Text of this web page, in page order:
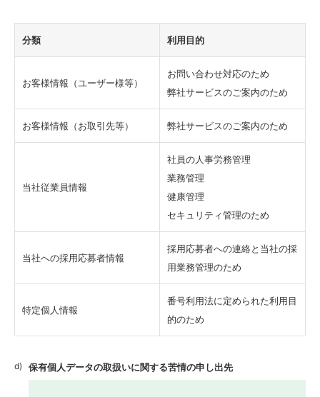
分類 利用目的
お客様情報（ユーザー様等）
お問い合わせ対応のため
弊社サービスのご案内のため
お客様情報（お取引先等） 弊社サービスのご案内のため
当社従業員情報
社員の人事労務管理
業務管理
健康管理
セキュリティ管理のため
当社への採用応募者情報
採用応募者への連絡と当社の採
用業務管理のため
特定個人情報
番号利用法に定められた利用目
的のため
保有個人データの取扱いに関する苦情の申し出先